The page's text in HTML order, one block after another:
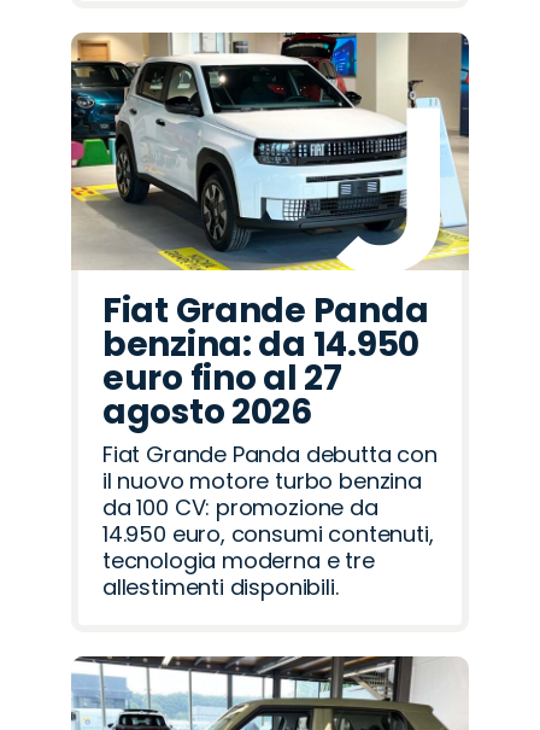
Fiat Grande Panda
benzina: da 14.950
euro fino al 27
agosto 2026
Fiat Grande Panda debutta con
il nuovo motore turbo benzina
da 100 CV: promozione da
14.950 euro, consumi contenuti,
tecnologia moderna e tre
allestimenti disponibili.